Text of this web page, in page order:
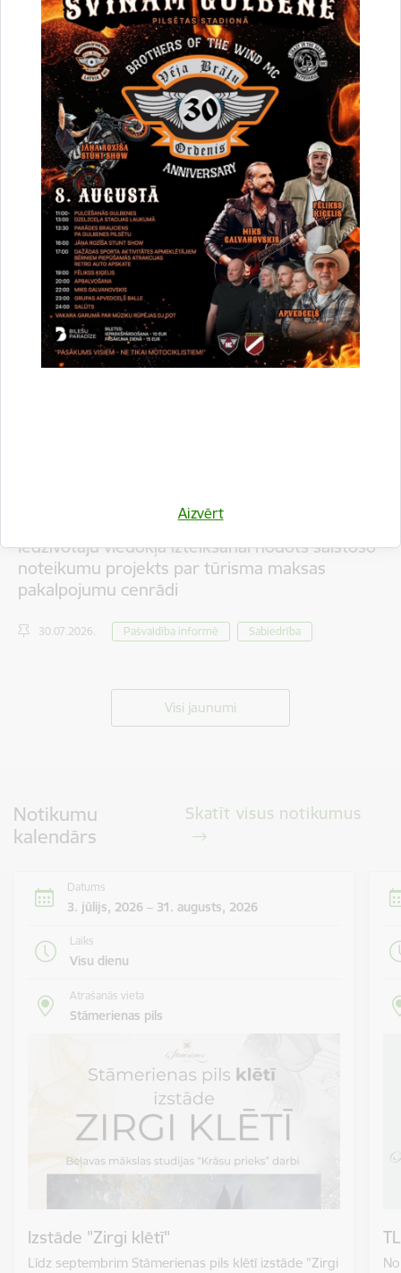
Aizvērt
Par satiksmes organizāciju Brīvības un
Dzelzceļa ielas pārbūves darbu laikā Gulbenē
30.07.2026. Projekti
Sabiedrība
Satiksmes ierobežojumi
Iedzīvotāju viedokļa izteikšanai nodots saistošo
noteikumu projekts par tūrisma maksas
pakalpojumu cenrādi
30.07.2026. Pašvaldība informē Sabiedrība
Visi jaunumi
Notikumu
kalendārs
Skatīt visus notikumus
Datums
3. jūlijs, 2026 – 31. augusts, 2026
Laiks
Visu dienu
Atrašanās vieta
Stāmerienas pils
Izstāde "Zirgi klētī"
Līdz septembrim Stāmerienas pils klētī izstāde "Zirgi